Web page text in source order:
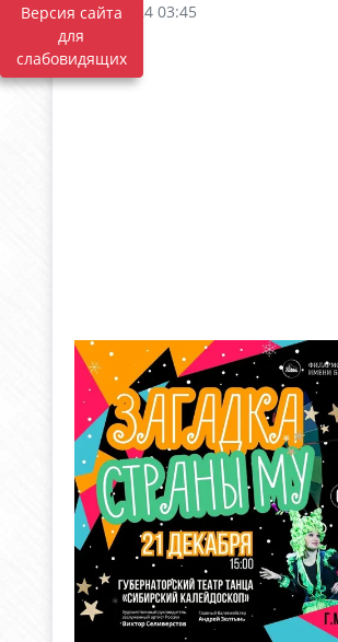
Версия сайта
для
слабовидящих
27.11.2024 03:45